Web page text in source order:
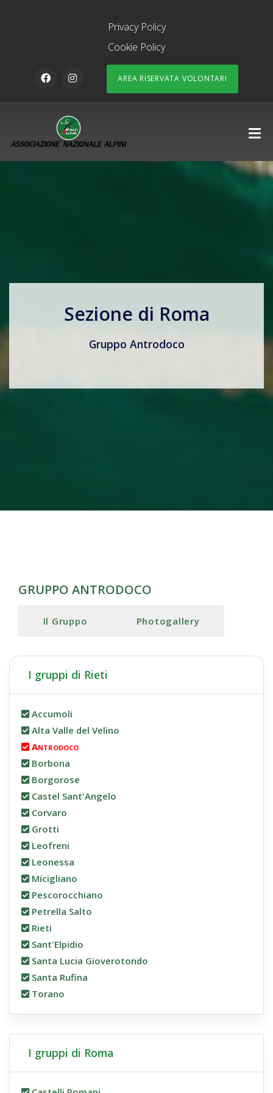
Privacy Policy
Cookie Policy
AREA RISERVATA VOLONTARI
Sezione di Roma
Gruppo Antrodoco
GRUPPO ANTRODOCO
Il Gruppo Photogallery
I gruppi di Rieti
Accumoli
Alta Valle del Velino
Antrodoco
Borbona
Borgorose
Castel Sant'Angelo
Corvaro
Grotti
Leofreni
Leonessa
Micigliano
Pescorocchiano
Petrella Salto
Rieti
Sant'Elpidio
Santa Lucia Gioverotondo
Santa Rufina
Torano
I gruppi di Roma